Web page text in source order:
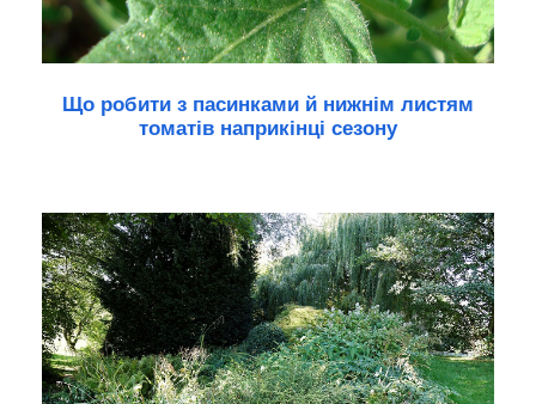
Що робити з пасинками й нижнім листям
томатів наприкінці сезону